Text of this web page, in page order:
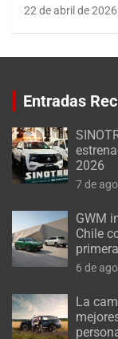
22 de abril de 2026
Entradas
2026
7 de
GWM
Chile
6 de
La